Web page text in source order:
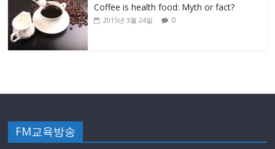
Coffee is health food: Myth or fact?
2015년 3월 24일 0
FM교육방송